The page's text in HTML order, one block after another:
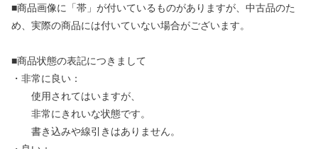
■商品画像に「帯」が付いているものがありますが、中古品のた
め、実際の商品には付いていない場合がございます。
■商品状態の表記につきまして
・非常に良い：
使用されてはいますが、
非常にきれいな状態です。
書き込みや線引きはありません。